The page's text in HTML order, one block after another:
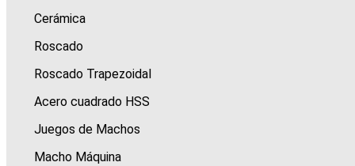
Cerámica
Roscado
Roscado Trapezoidal
Acero cuadrado HSS
Juegos de Machos
Macho Máquina